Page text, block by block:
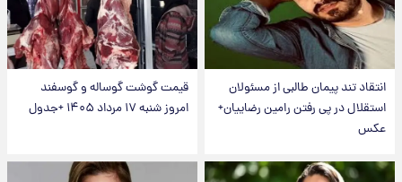
انتقاد تند پیمان طالبی از مسئولان
استقلال در پی رفتن رامین رضاییان+
عکس
قیمت گوشت گوساله و گوسفند
امروز شنبه ۱۷ مرداد ۱۴۰۵ +جدول